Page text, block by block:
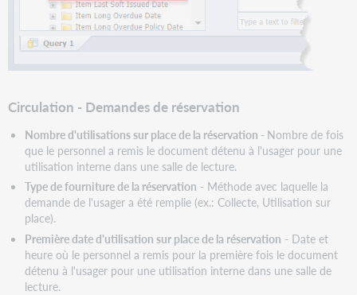
Circulation - Demandes de réservation
Nombre d'utilisations sur place de la réservation - Nombre de fois
que le personnel a remis le document détenu à l'usager pour une
utilisation interne dans une salle de lecture.
Type de fourniture de la réservation - Méthode avec laquelle la
demande de l'usager a été remplie (ex.: Collecte, Utilisation sur
place).
Première date d'utilisation sur place de la réservation - Date et
heure où le personnel a remis pour la première fois le document
détenu à l'usager pour une utilisation interne dans une salle de
lecture.